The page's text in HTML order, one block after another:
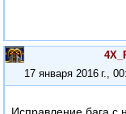
17 января 2016 г.,
Исправление бага с